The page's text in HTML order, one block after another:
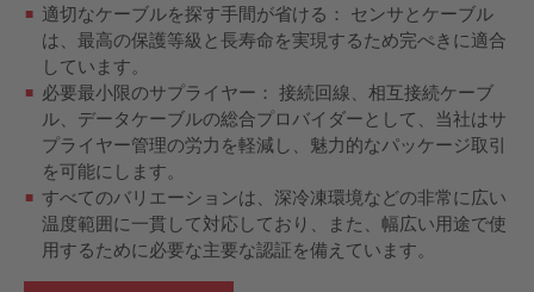
適切なケーブルを探す手間が省ける： センサとケーブル
は、最高の保護等級と長寿命を実現するため完ぺきに適合
しています。
必要最小限のサプライヤー： 接続回線、相互接続ケーブ
ル、データケーブルの総合プロバイダーとして、当社はサ
プライヤー管理の労力を軽減し、魅力的なパッケージ取引
を可能にします。
すべてのバリエーションは、深冷凍環境などの非常に広い
温度範囲に一貫して対応しており、また、幅広い用途で使
用するために必要な主要な認証を備えています。